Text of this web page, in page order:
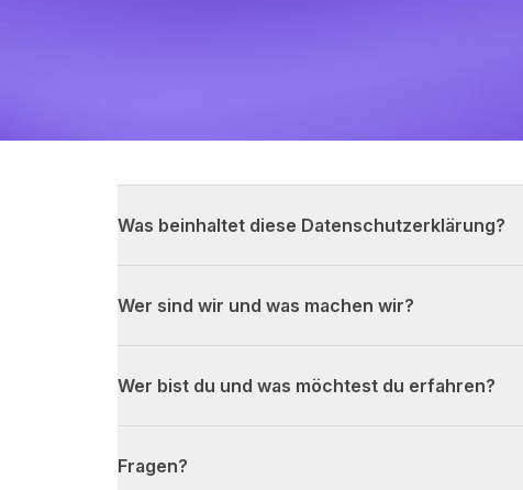
Was beinhaltet diese Datenschutzerklärung?
Wer sind wir und was machen wir?
Wer bist du und was möchtest du erfahren?
Fragen?